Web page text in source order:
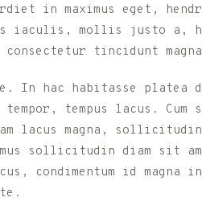
in maximus eget,
iaculis, mollis justo a,
tincidunt
In hac habitasse
tempus lacus. Cum
lacus magna,
sollicitudin diam sit
condimentum id magna